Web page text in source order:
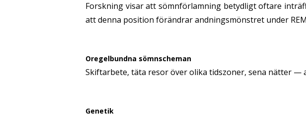
Forskning visar att sömnförlamning betydligt oftare
att denna position förändrar andningsmönstret under
Oregelbundna sömnscheman
Skiftarbete, täta resor över olika tidszoner, sena nätter —
Genetik